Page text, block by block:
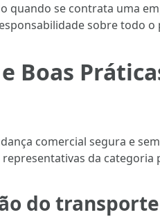
quando se contrata uma
sobre todo o
Boas
comercial segura e
da
do